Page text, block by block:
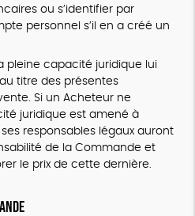
ou s’identifier par
personnel s’il en a créé un
pleine capacité juridique lui
titre des présentes
Si un Acheteur ne
juridique est amené à
responsables légaux auront
de la Commande et
le prix de cette dernière.